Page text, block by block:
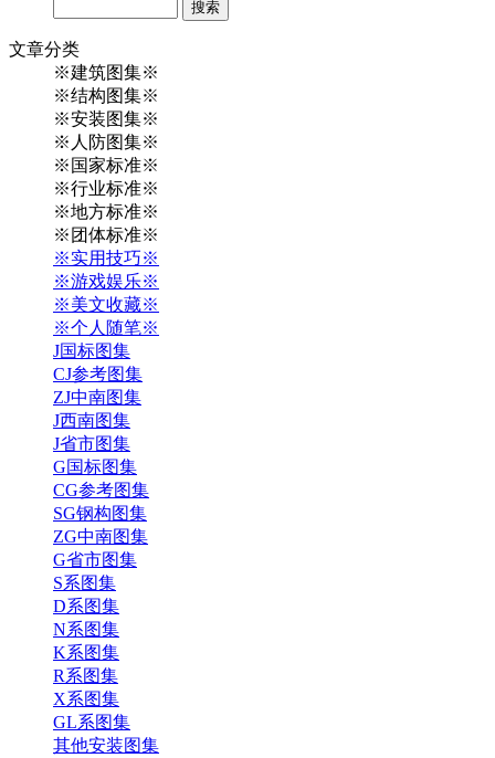
文章分类
※建筑图集※
※结构图集※
※安装图集※
※人防图集※
※国家标准※
※行业标准※
※地方标准※
※团体标准※
※实用技巧※
※游戏娱乐※
※美文收藏※
※个人随笔※
J国标图集
CJ参考图集
ZJ中南图集
J西南图集
J省市图集
G国标图集
CG参考图集
SG钢构图集
ZG中南图集
G省市图集
S系图集
D系图集
N系图集
K系图集
R系图集
X系图集
GL系图集
其他安装图集